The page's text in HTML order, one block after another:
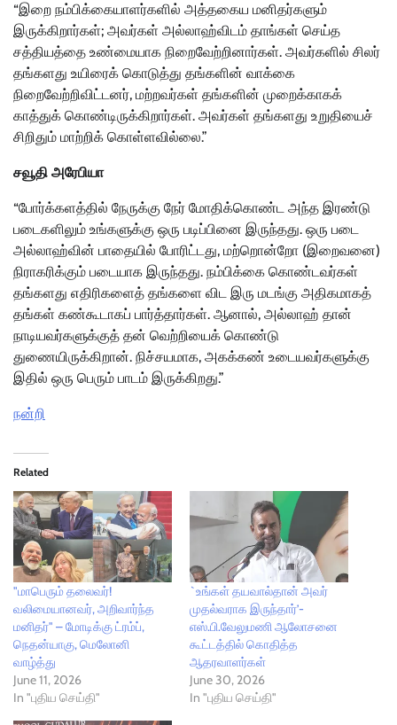
“இறை நம்பிக்கையாளர்களில் அத்தகைய மனிதர்களும்
இருக்கிறார்கள்; அவர்கள் அல்லாஹ்விடம் தாங்கள் செய்த
சத்தியத்தை உண்மையாக நிறைவேற்றினார்கள். அவர்களில் சிலர்
தங்களது உயிரைக் கொடுத்து தங்களின் வாக்கை
நிறைவேற்றிவிட்டனர், மற்றவர்கள் தங்களின் முறைக்காகக்
காத்துக் கொண்டிருக்கிறார்கள். அவர்கள் தங்களது உறுதியைச்
சிறிதும் மாற்றிக் கொள்ளவில்லை.”
சவூதி அரேபியா
“போர்க்களத்தில் நேருக்கு நேர் மோதிக்கொண்ட அந்த இரண்டு
படைகளிலும் உங்களுக்கு ஒரு படிப்பினை இருந்தது. ஒரு படை
அல்லாஹ்வின் பாதையில் போரிட்டது, மற்றொன்றோ (இறைவனை)
நிராகரிக்கும் படையாக இருந்தது. நம்பிக்கை கொண்டவர்கள்
தங்களது எதிரிகளைத் தங்களை விட இரு மடங்கு அதிகமாகத்
தங்கள் கண்கூடாகப் பார்த்தார்கள். ஆனால், அல்லாஹ் தான்
நாடியவர்களுக்குத் தன் வெற்றியைக் கொண்டு
துணையிருக்கிறான். நிச்சயமாக, அகக்கண் உடையவர்களுக்கு
இதில் ஒரு பெரும் பாடம் இருக்கிறது.”
நன்றி
Related
"மாபெரும் தலைவர்!
வலிமையானவர், அறிவார்ந்த
மனிதர்" – மோடிக்கு ட்ரம்ப்,
நெதன்யாகு, மெலோனி
வாழ்த்து
June 11, 2026
In "புதிய செய்தி"
`உங்கள் தயவால்தான் அவர்
முதல்வராக இருந்தார்’-
எஸ்.பி.வேலுமணி ஆலோசனை
கூட்டத்தில் கொதித்த
ஆதரவாளர்கள்
June 30, 2026
In "புதிய செய்தி"